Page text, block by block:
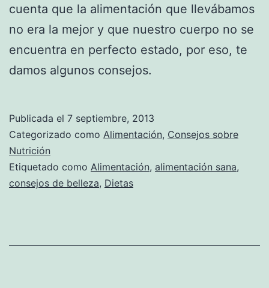
cuenta que la alimentación que llevábamos
no era la mejor y que nuestro cuerpo no se
encuentra en perfecto estado, por eso, te
damos algunos consejos.
Publicada el 7 septiembre, 2013
Categorizado como Alimentación, Consejos sobre
Nutrición
Etiquetado como Alimentación, alimentación sana,
consejos de belleza, Dietas